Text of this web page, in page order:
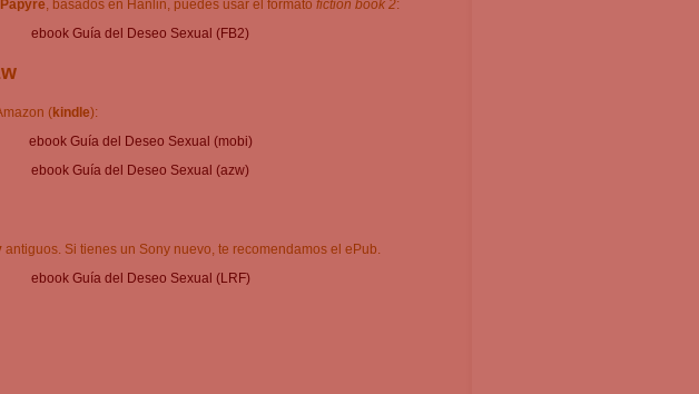
Papyre, basados en Hanlin, puedes usar el formato fiction book 2:
ebook Guía del Deseo Sexual (FB2)
(kindle):
ebook Guía del Deseo Sexual (mobi)
ebook Guía del Deseo Sexual (azw)
antiguos. Si tienes un Sony nuevo, te recomendamos el ePub.
ebook Guía del Deseo Sexual (LRF)